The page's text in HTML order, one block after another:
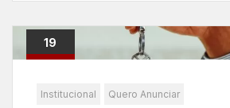
19
Institucional Quero Anunciar